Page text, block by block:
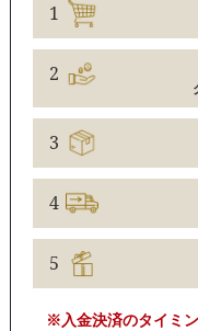
1
2
3
4
5
※入金決済のタイミ